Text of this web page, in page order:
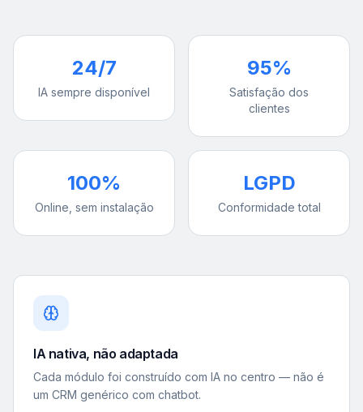
24/7
IA sempre disponível
95%
Satisfação dos
clientes
100%
Online, sem instalação
LGPD
Conformidade total
IA nativa, não adaptada
Cada módulo foi construído com IA no centro — não é
um CRM genérico com chatbot.